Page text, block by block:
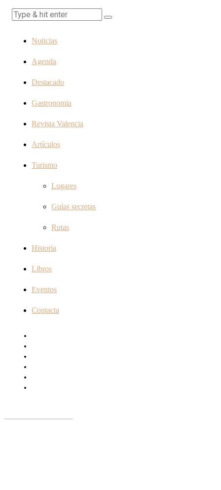
Noticias
Agenda
Destacado
Gastronomia
Revista Valencia
Artículos
Turismo
Lugares
Guías secretas
Rutas
Historia
Libros
Eventos
Contacta